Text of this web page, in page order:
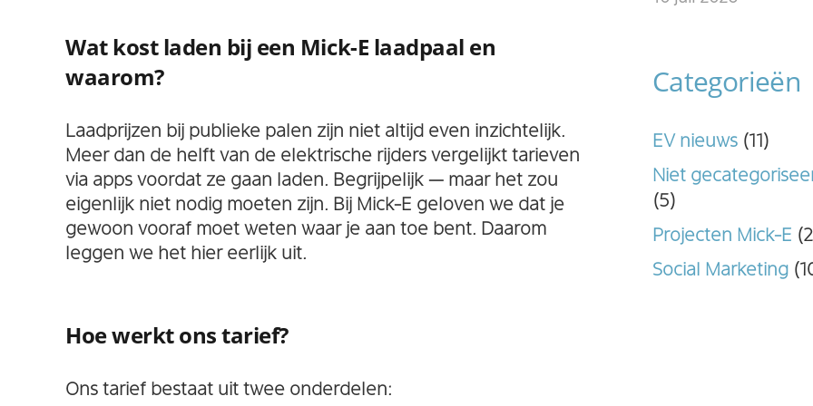
Wat kost laden bij een Mick-E laadpaal en
waarom?
Laadprijzen bij publieke palen zijn niet altijd even inzichtelijk.
Meer dan de helft van de elektrische rijders vergelijkt tarieven
via apps voordat ze gaan laden. Begrijpelijk — maar het zou
eigenlijk niet nodig moeten zijn. Bij Mick-E geloven we dat je
gewoon vooraf moet weten waar je aan toe bent. Daarom
leggen we het hier eerlijk uit.
Hoe werkt ons tarief?
Ons tarief bestaat uit twee onderdelen:
Categorieën
EV nieuws(11)
Niet
(5)
Projecten Mick-E
Social Marketing